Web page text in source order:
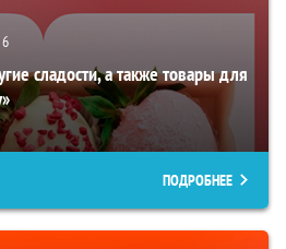
6
сладости, а также товары для
ПОДРОБНЕЕ